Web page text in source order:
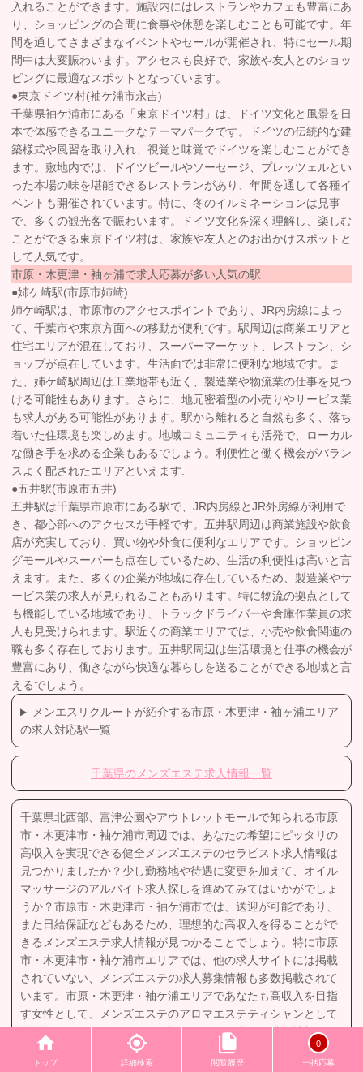
入れることができます。施設内にはレストランやカフェも豊富にあ
り、ショッピングの合間に食事や休憩を楽しむことも可能です。年
間を通してさまざまなイベントやセールが開催され、特にセール期
間中は大変賑わいます。アクセスも良好で、家族や友人とのショッ
ピングに最適なスポットとなっています。
●東京ドイツ村(袖ケ浦市永吉)
千葉県袖ケ浦市にある「東京ドイツ村」は、ドイツ文化と風景を日
本で体感できるユニークなテーマパークです。ドイツの伝統的な建
築様式や風習を取り入れ、視覚と味覚でドイツを楽しむことができ
ます。敷地内では、ドイツビールやソーセージ、プレッツェルとい
った本場の味を堪能できるレストランがあり、年間を通して各種イ
ベントも開催されています。特に、冬のイルミネーションは見事
で、多くの観光客で賑わいます。ドイツ文化を深く理解し、楽しむ
ことができる東京ドイツ村は、家族や友人とのお出かけスポットと
して人気です。
市原・木更津・袖ヶ浦で求人応募が多い人気の駅
●姉ケ崎駅(市原市姉崎)
姉ケ崎駅は、市原市のアクセスポイントであり、JR内房線によっ
て、千葉市や東京方面への移動が便利です。駅周辺は商業エリアと
住宅エリアが混在しており、スーパーマーケット、レストラン、シ
ョップが点在しています。生活面では非常に便利な地域です。ま
た、姉ケ崎駅周辺は工業地帯も近く、製造業や物流業の仕事を見つ
ける可能性もあります。さらに、地元密着型の小売りやサービス業
も求人がある可能性があります。駅から離れると自然も多く、落ち
着いた住環境も楽しめます。地域コミュニティも活発で、ローカル
な働き手を求める企業もあるでしょう。利便性と働く機会がバラン
スよく配されたエリアといえます.
●五井駅(市原市五井)
五井駅は千葉県市原市にある駅で、JR内房線とJR外房線が利用で
き、都心部へのアクセスが手軽です。五井駅周辺は商業施設や飲食
店が充実しており、買い物や外食に便利なエリアです。ショッピン
グモールやスーパーも点在しているため、生活の利便性は高いと言
えます。また、多くの企業が地域に存在しているため、製造業やサ
ービス業の求人が見られることもあります。特に物流の拠点として
も機能している地域であり、トラックドライバーや倉庫作業員の求
人も見受けられます。駅近くの商業エリアでは、小売や飲食関連の
職も多く存在しております。五井駅周辺は生活環境と仕事の機会が
豊富にあり、働きながら快適な暮らしを送ることができる地域と言
えるでしょう。
メンエスリクルートが紹介する市原・木更津・袖ヶ浦エリア
の求人対応駅一覧
千葉県のメンズエステ求人情報一覧
千葉県北西部、富津公園やアウトレットモールで知られる市原
市・木更津市・袖ケ浦市周辺では、あなたの希望にピッタリの
高収入を実現できる健全メンズエステのセラピスト求人情報は
見つかりましたか？少し勤務地や待遇に変更を加えて、オイル
マッサージのアルバイト求人探しを進めてみてはいかがでしょ
うか？市原市・木更津市・袖ケ浦市では、送迎が可能であり、
また日給保証などもあるため、理想的な高収入を得ることがで
きるメンズエステ求人情報が見つかることでしょう。特に市原
市・木更津市・袖ケ浦市エリアでは、他の求人サイトには掲載
されていない、メンズエステの求人募集情報も多数掲載されて
います。市原・木更津・袖ケ浦エリアであなたも高収入を目指
す女性として、メンズエステのアロマエステティシャンとして
活躍しませんか？アルバイト探しを進める上で、求人情報量が
豊富な高収入メンズエステ求人情報サイト​メンエスリクルート​
を利用して、市原市・木更津市・袖ケ浦市エリアで新しいキャ
トップ 詳細検索 閲覧履歴
0
一括応募